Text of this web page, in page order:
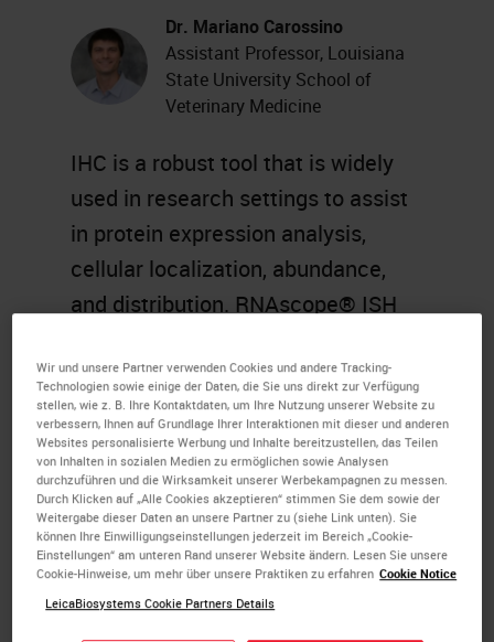
Dr. Mariano Carossino
Assistant Professor, Louisiana
State University School of
Veterinary Medicine
IHC is a robust tool that is widely
used in research settings to assist
in protein expression analysis,
cellular localization, abundance,
and distribution. RNAscope® ISH
perform RNA in situ hybridization,
facilitating detection of nearly any
RNA in any tissue type. This
methodology has become very
popular among research
laboratories across the world. The
overall objective of this webinar is
Wir und unsere Partner verwenden Cookies und andere Tracking-
Technologien sowie einige der Daten, die Sie uns direkt zur Verfügung
stellen, wie z. B. Ihre Kontaktdaten, um Ihre Nutzung unserer Website zu
verbessern, Ihnen auf Grundlage Ihrer Interaktionen mit dieser und anderen
Websites personalisierte Werbung und Inhalte bereitzustellen, das Teilen
von Inhalten in sozialen Medien zu ermöglichen sowie Analysen
durchzuführen und die Wirksamkeit unserer Werbekampagnen zu messen.
Durch Klicken auf „Alle Cookies akzeptieren“ stimmen Sie dem sowie der
Weitergabe dieser Daten an unsere Partner zu (siehe Link unten). Sie
können Ihre Einwilligungseinstellungen jederzeit im Bereich „Cookie-
Einstellungen“ am unteren Rand unserer Website ändern. Lesen Sie unsere
Cookie-Hinweise, um mehr über unsere Praktiken zu erfahren Cookie Notice
LeicaBiosystems Cookie Partners Details